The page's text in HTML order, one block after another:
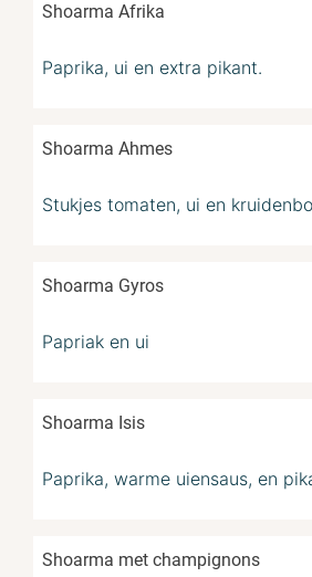
Shoarma Afrika
Paprika, ui en extra pikant.
Shoarma Ahmes
Stukjes tomaten, ui en
Shoarma Gyros
Papriak en ui
Shoarma Isis
Paprika, warme uiensaus, en
Shoarma met champignons